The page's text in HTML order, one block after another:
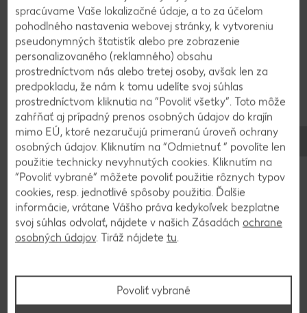
Tekvicovú dužinu nahrubo nastrúhame.
Šampiňóny opečieme na rozpálenom oleji a
vyberieme. Ryžu dáme do zvyšného oleja a
podusíme. Pridáme tekvicu a taktiež podusíme.
3
Postupne podlievame ryžovým nápojom a
vývarom. Ryžu necháme napučať asi 20 až 30
minút. Pridáme opäť šampiňóny a krátko
podusíme. Dochutíme soľou, čiernym korením,
kajenským korením a muškátom.
4
Podávame posypené jarnými cibuľkami a kešu
spracúvame Vaše lokalizačné údaje, a to za účelom
pohodlného nastavenia webovej stránky, k vytvoreniu
pseudonymných štatistík alebo pre zobrazenie
personalizovaného (reklamného) obsahu
prostredníctvom nás alebo tretej osoby, avšak len za
predpokladu, že nám k tomu udelíte svoj súhlas
prostredníctvom kliknutia na “Povoliť všetky”. Toto môže
zahŕňať aj prípadný prenos osobných údajov do krajín
mimo EÚ, ktoré nezaručujú primeranú úroveň ochrany
osobných údajov. Kliknutím na “Odmietnuť ” povolíte len
použitie technicky nevyhnutých cookies. Kliknutím na
“Povoliť vybrané” môžete povoliť použitie rôznych typov
cookies, resp. jednotlivé spôsoby použitia. Ďalšie
informácie, vrátane Vášho práva kedykoľvek bezplatne
svoj súhlas odvolať, nájdete v našich Zásadách ochrane
osobných údajov. Tiráž nájdete tu.
Povoliť vybrané